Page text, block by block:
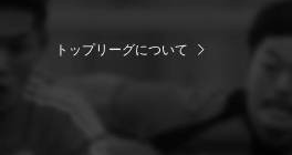
トップリーグについて